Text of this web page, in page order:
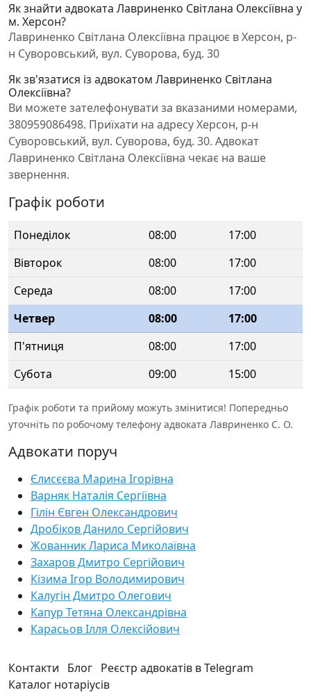
Як знайти адвоката Лавриненко Світлана Олексіївна у
м. Херсон?
Лавриненко Світлана Олексіївна працює в Херсон, р-
н Суворовський, вул. Суворова, буд. 30
Як зв'язатися із адвокатом Лавриненко Світлана
Олексіївна?
Ви можете зателефонувати за вказаними номерами,
380959086498. Приїхати на адресу Херсон, р-н
Суворовський, вул. Суворова, буд. 30. Адвокат
Лавриненко Світлана Олексіївна чекає на ваше
звернення.
Графік роботи
Понеділок 08:00
17:00
Вівторок
08:00
17:00
Середа
08:00
17:00
Четвер
08:00
17:00
П'ятниця
08:00
17:00
Субота
09:00 15:00
Графік роботи та прийому можуть змінитися! Попередньо
уточніть по робочому телефону адвоката Лавриненко С. О.
Адвокати поруч
Єлисєєва Марина Ігорівна
Варняк Наталія Сергіївна
Гілін Євген Олександрович
Дробіков Данило Сергійович
Жованник Лариса Миколаївна
Захаров Дмитро Сергійович
Кізима Ігор Володимирович
Калугін Дмитро Олегович
Капур Тетяна Олександрівна
Карасьов Ілля Олексійович
Контакти Блог Реєстр адвокатів в Telegram
Каталог нотаріусів